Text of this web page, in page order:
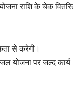
राशि के चेक
से करेगी।
योजना पर जल्द कार्य